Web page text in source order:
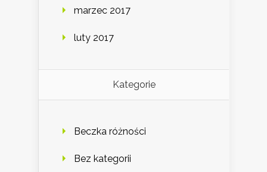
marzec 2017
luty 2017
Kategorie
Beczka różności
Bez kategorii